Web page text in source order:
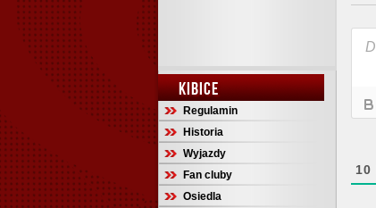
KIBICE
Regulamin
Historia
Wyjazdy
Fan cluby
Osiedla
10